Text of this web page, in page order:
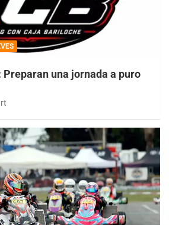
Preparan una jornada a puro